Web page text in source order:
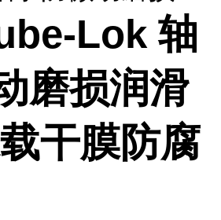
Lok 轴
磨损润滑
干膜防腐